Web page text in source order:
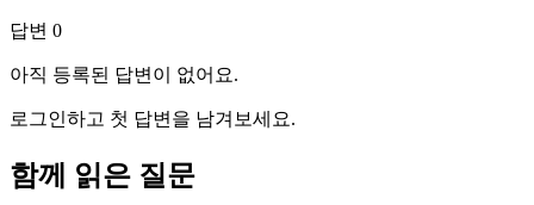
답변 0
아직 등록된 답변이 없어요.
로그인하고 첫 답변을 남겨보세요.
함께 읽은 질문